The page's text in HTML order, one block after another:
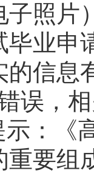
子照片
毕业申
的信息
误，
《高
重要组